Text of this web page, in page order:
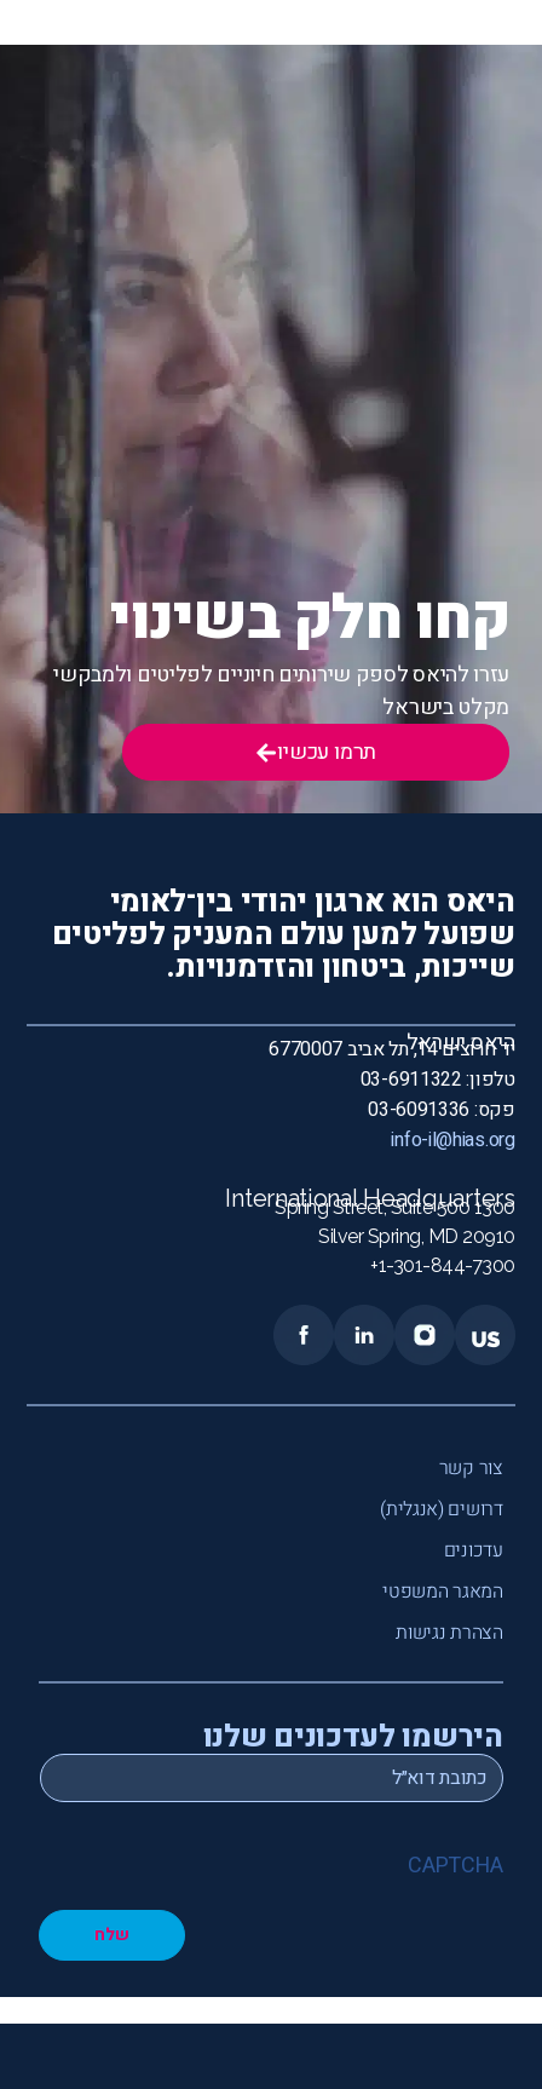
קחו חלק בשינוי
עזרו להיאס לספק שירותים חיוניים לפליטים ולמבקשי
מקלט בישראל
תרמו עכשיו
היאס הוא ארגון יהודי בין־לאומי
שפועל למען עולם המעניק לפליטים
שייכות, ביטחון והזדמנויות.
היאס ישראל
יד חרוצים 14, תל אביב 6770007
טלפון: 03-6911322
פקס: 03-6091336
info-il@hias.org
International Headquarters
1300 Spring Street, Suite 500
Silver Spring, MD 20910
1-301-844-7300+
צור קשר
דרושים (אנגלית)
עדכונים
המאגר המשפטי
הצהרת נגישות
הירשמו לעדכונים שלנו
Email
*
CAPTCHA
שלח